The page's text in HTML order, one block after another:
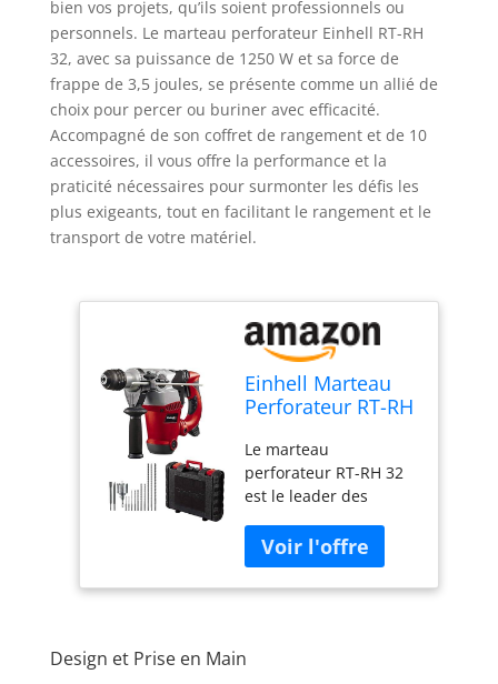
bien vos projets, qu’ils soient professionnels ou
personnels. Le marteau perforateur Einhell RT-RH
32, avec sa puissance de 1250 W et sa force de
frappe de 3,5 joules, se présente comme un allié de
choix pour percer ou buriner avec efficacité.
Accompagné de son coffret de rangement et de 10
accessoires, il vous offre la performance et la
praticité nécessaires pour surmonter les défis les
plus exigeants, tout en facilitant le rangement et le
transport de votre matériel.
Einhell Marteau
Perforateur RT-RH
Force de frappe:
3,5J, Coffret de
Rangement
Inclus, 10
accessoires)
Le marteau
perforateur RT-RH 32
est le leader des
Einhell Les bricoleurs
Expert ne jurent que
par cet outil puissant
construction, de
Design et Prise en Main